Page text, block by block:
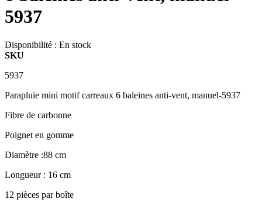
5937
Disponibilité : En stock
SKU
5937
Parapluie mini motif carreaux 6 baleines anti-vent, manuel-5937
Fibre de carbonne
Poignet en gomme
Diamètre :88 cm
Longueur : 16 cm
12 pièces par boîte